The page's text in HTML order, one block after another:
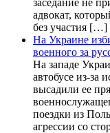
заседание не
адвокат,
без участия […]
На Украине
военного за
На западе
автобусе из-за
высадили ее
поездки из
агрессии со